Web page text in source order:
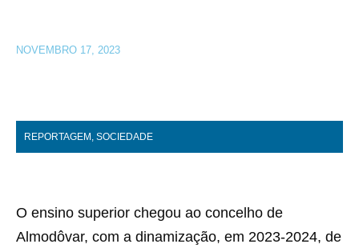
NOVEMBRO 17, 2023
REPORTAGEM , SOCIEDADE
O ensino superior chegou ao concelho de
Almodôvar, com a dinamização, em 2023-2024, de